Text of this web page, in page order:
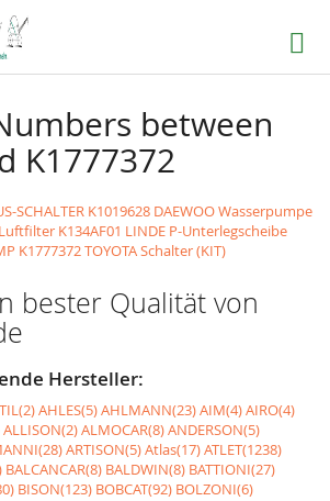
Suche
between
K1777372
SCHALTER K1019628 DAEWOO Wasserpumpe
Luftfilter K134AF01 LINDE P-Unterlegscheibe
K1777372 TOYOTA Schalter (KIT)
bester Qualität von
Hersteller:
AHLES(5)AHLMANN(23)AIM(4)AIRO(4)
ALLISON(2)ALMOCAR(8)ANDERSON(5)
ARTISON(5)Atlas(17)ATLET(1238)
BALCANCAR(8) BALDWIN(8) BATTIONI(27)
BISON(123) BOBCAT(92) BOLZONI(6)